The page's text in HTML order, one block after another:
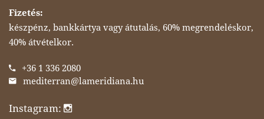
Fizetés:
készpénz, bankkártya vagy átutalás, 60% megrendeléskor,
40% átvételkor.
+36 1 336 2080
mediterran@lameridiana.hu
Instagram: